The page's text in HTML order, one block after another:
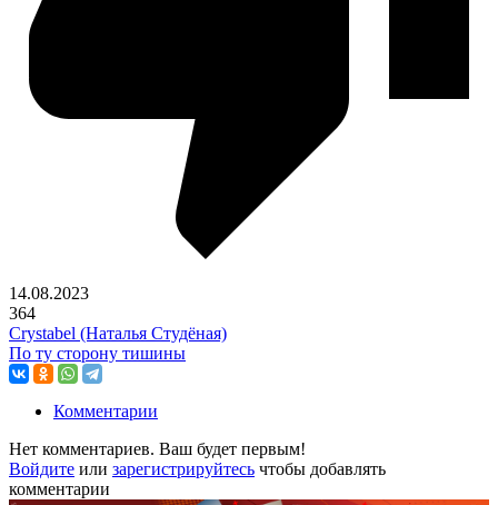
14.08.2023
364
Crystabel (Наталья Студёная)
По ту сторону тишины
Комментарии
Нет комментариев. Ваш будет первым!
Войдите или зарегистрируйтесь чтобы добавлять
комментарии